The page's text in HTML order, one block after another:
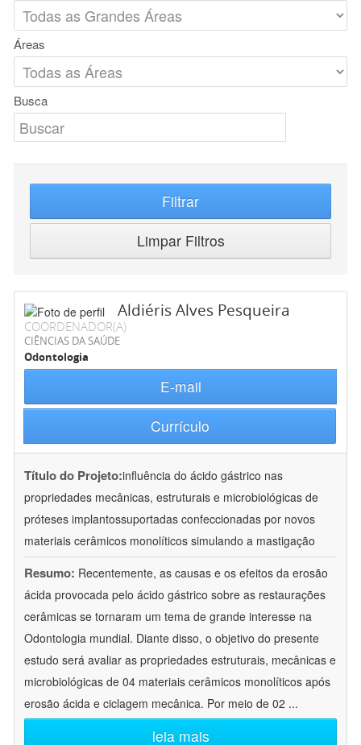
Áreas
Busca
Filtrar
Limpar Filtros
Aldiéris Alves Pesqueira
COORDENADOR(A)
CIÊNCIAS DA SAÚDE
Odontologia
E-mail
Currículo
Título do Projeto:influência do ácido gástrico nas
propriedades mecânicas, estruturais e microbiológicas de
próteses implantossuportadas confeccionadas por novos
materiais cerâmicos monolíticos simulando a mastigação
Resumo: Recentemente, as causas e os efeitos da erosão
ácida provocada pelo ácido gástrico sobre as restaurações
cerâmicas se tornaram um tema de grande interesse na
Odontologia mundial. Diante disso, o objetivo do presente
estudo será avaliar as propriedades estruturais, mecânicas e
microbiológicas de 04 materiais cerâmicos monolíticos após
erosão ácida e ciclagem mecânica. Por meio de 02 ...
leia mais